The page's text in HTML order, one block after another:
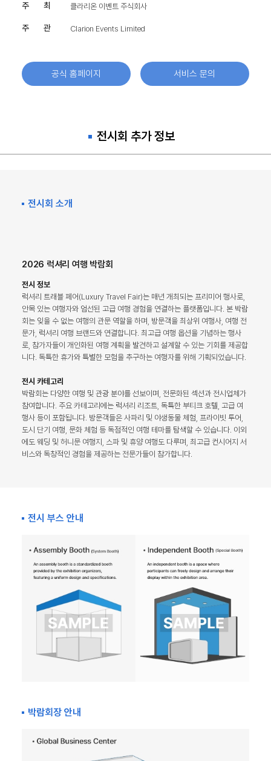
주 최 클라리온 이벤트 주식회사
주 관 Clarion Events Limited
공식 홈페이지 서비스 문의
전시회 추가 정보
전시회 소개
2026 럭셔리 여행 박람회
전시 정보
럭셔리 트래블 페어(Luxury Travel Fair)는 매년 개최되는 프리미어 행사로,
안목 있는 여행자와 엄선된 고급 여행 경험을 연결하는 플랫폼입니다. 본 박람
회는 잊을 수 없는 여행의 관문 역할을 하며, 방문객을 최상위 여행사, 여행 전
문가, 럭셔리 여행 브랜드와 연결합니다. 최고급 여행 옵션을 기념하는 행사
로, 참가자들이 개인화된 여행 계획을 발견하고 설계할 수 있는 기회를 제공합
니다. 독특한 휴가와 특별한 모험을 추구하는 여행자를 위해 기획되었습니다.
전시 카테고리
박람회는 다양한 여행 및 관광 분야를 선보이며, 전문화된 섹션과 전시업체가
참여합니다. 주요 카테고리에는 럭셔리 리조트, 독특한 부티크 호텔, 고급 여
행사 등이 포함됩니다. 방문객들은 사파리 및 야생동물 체험, 프라이빗 투어,
도시 단기 여행, 문화 체험 등 독점적인 여행 테마를 탐색할 수 있습니다. 이외
에도 웨딩 및 허니문 여행지, 스파 및 휴양 여행도 다루며, 최고급 컨시어지 서
비스와 독창적인 경험을 제공하는 전문가들이 참가합니다.
전시 부스 안내
박람회장 안내